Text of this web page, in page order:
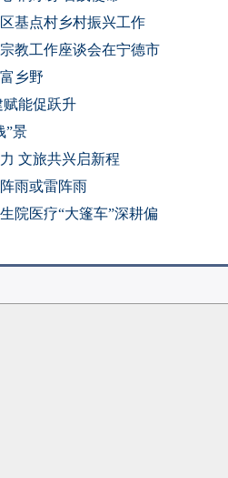
基点村乡村振兴工作
教工作座谈会在宁德市
乡野
能促跃升
”景
文旅共兴启新程
雨或雷阵雨
院医疗“大篷车”深耕偏